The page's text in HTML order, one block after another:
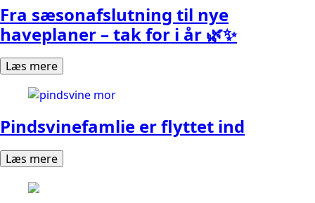
Fra sæsonafslutning til nye
haveplaner – tak for i år 🌿✨
Læs mere
Pindsvinefamlie er flyttet ind
Læs mere